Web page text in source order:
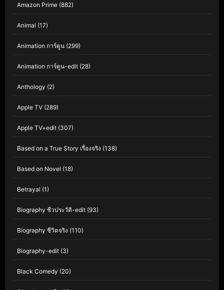
Amazon Prime (882)
Animal (17)
Animation การ์ตูน (299)
Animation การ์ตูน-edit (28)
Anthology (2)
Apple TV (289)
Apple TV+edit (307)
Based on a True Story เรื่องจริง (138)
Based on Novel (18)
Betrayal (1)
Biography ชีวประวัติ-edit (93)
Biography ชีวิตจริง (110)
Biography-edit (3)
Black Comedy (20)